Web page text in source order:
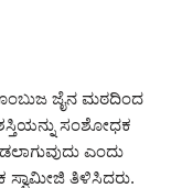
ಜೈನ ಮಠದಿಂದ
ಸಂಶೋಧಕ
ಎಂದು
ಸ್ವಾಮೀಜಿ ತಿಳಿಸಿದರು.